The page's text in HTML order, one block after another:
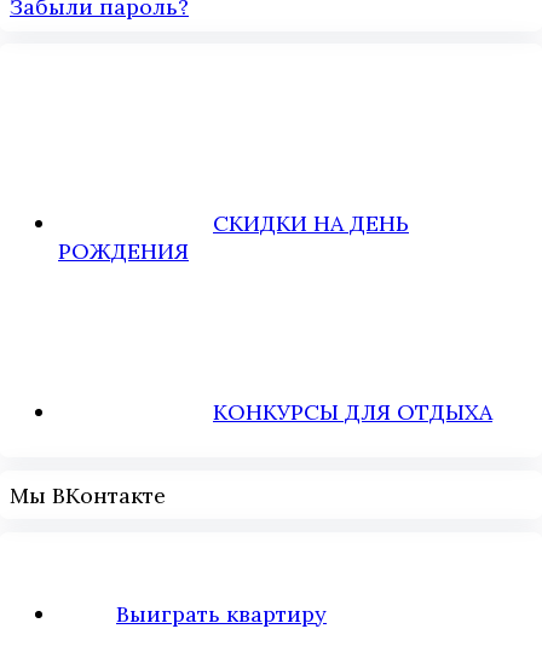
Забыли пароль?
СКИДКИ НА ДЕНЬ
РОЖДЕНИЯ
КОНКУРСЫ ДЛЯ ОТДЫХА
Мы ВКонтакте
Выиграть квартиру